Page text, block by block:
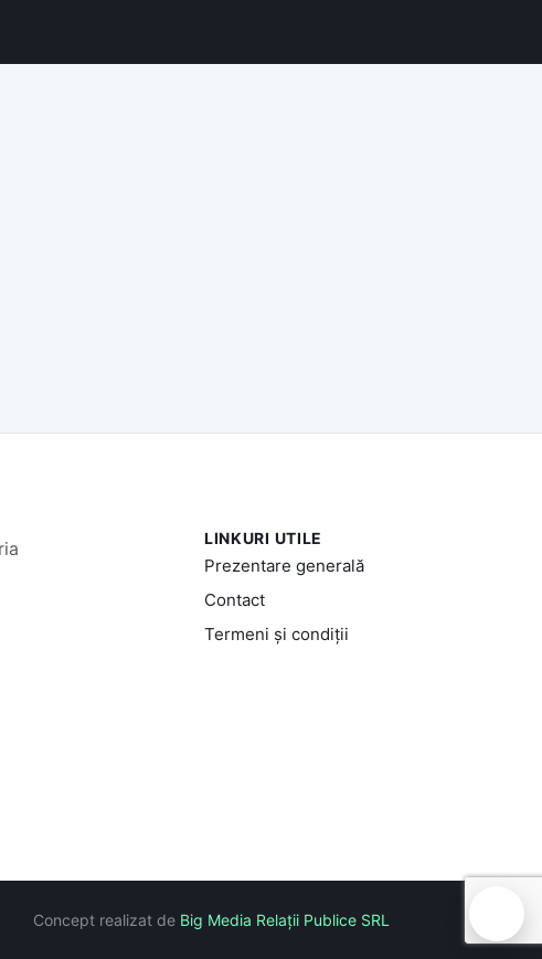
LINKURI UTILE
Prezentare generală
Contact
Termeni și condiții
Concept realizat de Big Media Relații Publice SRL